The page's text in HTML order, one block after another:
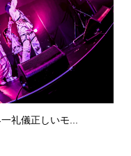
礼儀正しいモ...